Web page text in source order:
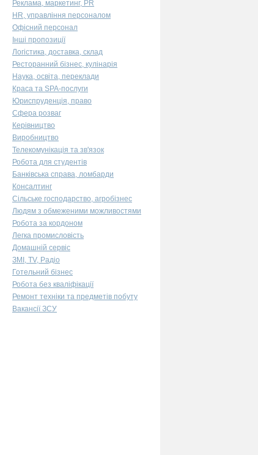
Реклама, маркетинг, PR
HR, управління персоналом
Офісний персонал
Інші пропозиції
Логістика, доставка, склад
Ресторанний бізнес, кулінарія
Наука, освіта, переклади
Краса та SPA-послуги
Юриспруденція, право
Сфера розваг
Керівництво
Виробництво
Телекомунікація та зв'язок
Робота для студентів
Банківська справа, ломбарди
Консалтинг
Сільське господарство, агробізнес
Людям з обмеженими можливостями
Робота за кордоном
Легка промисловість
Домашній сервіс
ЗМІ, TV, Радіо
Готельний бізнес
Робота без кваліфікації
Ремонт техніки та предметів побуту
Вакансії ЗСУ